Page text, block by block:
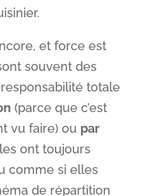
et force est
souvent des
totale
(parce que c’est
vu faire) ou par
ont toujours
comme si elles
de répartition